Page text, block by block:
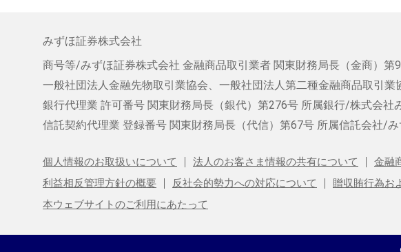
みずほ証券株式会社
商号等/みずほ証券株式会社 金融商品取引業者 関東財務局長（金商）第
一般社団法人金融先物取引業協会、 一般社団法人第二種金融商品取引業
銀行代理業 許可番号 関東財務局長（銀代）第276号 所属銀行/株式会社
信託契約代理業 登録番号 関東財務局長（代信）第67号 所属信託会社/
個人情報のお取扱いについて 法人のお客さま情報の共有について 金融
利益相反管理方針の概要
反社会的勢力への対応について 贈収賄行為お
本ウェブサイトのご利用にあたって